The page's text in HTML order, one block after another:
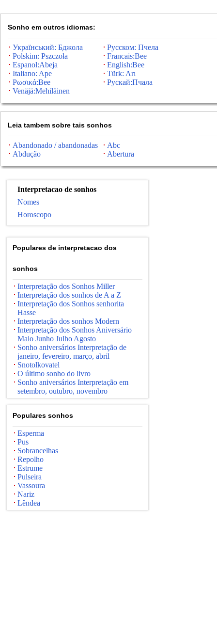
Sonho em outros idiomas:
Український: Бджола
Русском: Пчела
Polskim: Pszczoła
Francais:Bee
Espanol:Abeja
English:Bee
Italiano: Ape
Türk: Arı
Ρωσικά:Bee
Рускай:Пчала
Venäjä:Mehiläinen
Leia tambem sobre tais sonhos
Abandonado / abandonadas
Abc
Abdução
Abertura
Interpretacao de sonhos
Nomes
Horoscopo
Populares de interpretacao dos
sonhos
Interpretação dos Sonhos Miller
Interpretação dos sonhos de A a Z
Interpretação dos Sonhos senhorita
Hasse
Interpretação dos sonhos Modern
Interpretação dos Sonhos Aniversário
Maio Junho Julho Agosto
Sonho aniversários Interpretação de
janeiro, fevereiro, março, abril
Snotolkovatel
O último sonho do livro
Sonho aniversários Interpretação em
setembro, outubro, novembro
Populares sonhos
Esperma
Pus
Sobrancelhas
Repolho
Estrume
Pulseira
Vassoura
Nariz
Lêndea